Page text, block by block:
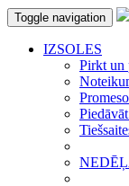
Toggle navigation
IZSOLES
Pirkt un